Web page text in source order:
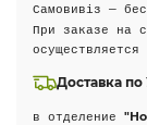
Самовивіз —
При заказе на
Доставка
в отделение